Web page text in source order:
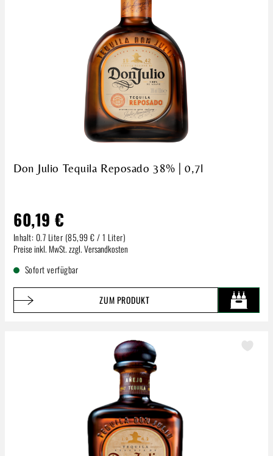
Don Julio Tequila Reposado 38% | 0,7l
60,19 €
Inhalt: 0.7 Liter (85,99 € / 1 Liter)
Regulärer Preis:
Preise inkl. MwSt. zzgl. Versandkosten
Sofort verfügbar
ZUM PRODUKT